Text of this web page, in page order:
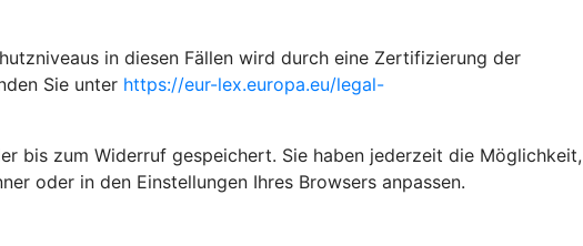
in diesen Fällen wird durch eine Zertifizierung der
Sie unter https://eur-lex.europa.eu/legal-
bis zum Widerruf gespeichert. Sie haben jederzeit die Möglichkeit,
oder in den Einstellungen Ihres Browsers anpassen.